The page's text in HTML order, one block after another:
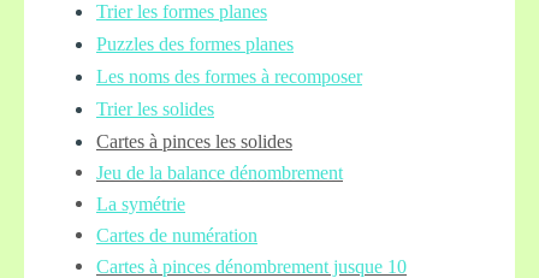
Trier les formes planes
Puzzles des formes planes
Les noms des formes à recomposer
Trier les solides
Cartes à pinces les solides
Jeu de la balance dénombrement
La symétrie
Cartes de numération
Cartes à pinces dénombrement jusque 10